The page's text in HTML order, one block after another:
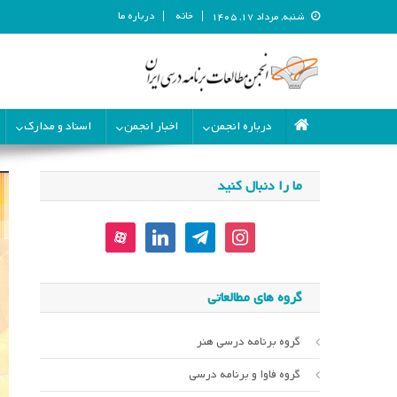
شنبه, مرداد ۱۷, ۱۴۰۵ خانه درباره ما
انجمن مطالعات برنامه درسی
درباره انجمن
اخبار انجمن اسناد و مدارک
ما را دنبال کنید
instagram
telegram
linkedin
aparat
گروه های مطالعاتی
گروه برنامه درسی هنر
گروه فاوا و برنامه درسی